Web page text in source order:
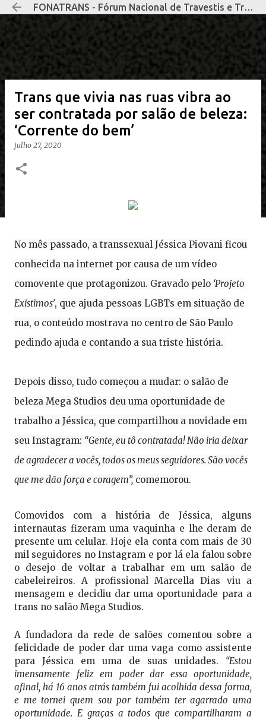
Pular para o conteúdo principal
FONATRANS - Fórum Nacional de Travestis e Transexuais Negras e Negros
Trans que vivia nas ruas vibra ao
ser contratada por salão de beleza:
‘Corrente do bem’
julho 27, 2020
No mês passado, a transsexual Jéssica Piovani ficou
conhecida na internet por causa de um vídeo
comovente que protagonizou. Gravado pelo ‘Projeto
Existimos’, que ajuda pessoas LGBTs em situação de
rua, o conteúdo mostrava no centro de São Paulo
pedindo ajuda e contando a sua triste história.
Depois disso, tudo começou a mudar: o salão de
beleza Mega Studios deu uma oportunidade de
trabalho a Jéssica, que compartilhou a novidade em
seu Instagram: “Gente, eu tô contratada! Não iria deixar
de agradecer a vocês, todos os meus seguidores. São vocês
que me dão força e coragem”, comemorou.
Comovidos com a história de Jéssica, alguns
internautas fizeram uma vaquinha e lhe deram de
presente um celular. Hoje ela conta com mais de 30
mil seguidores no Instagram e por lá ela falou sobre
o desejo de voltar a trabalhar em um salão de
cabeleireiros. A profissional Marcella Dias viu a
mensagem e decidiu dar uma oportunidade para a
trans no salão Mega Studios.
A fundadora da rede de salões comentou sobre a
felicidade de poder dar uma vaga como assistente
para Jéssica em uma de suas unidades. “Estou
imensamente feliz em poder dar essa oportunidade,
afinal, há 16 anos atrás também fui acolhida dessa forma,
e me tornei quem sou por também ter agarrado uma
oportunidade. E graças a todos que compartilharam a